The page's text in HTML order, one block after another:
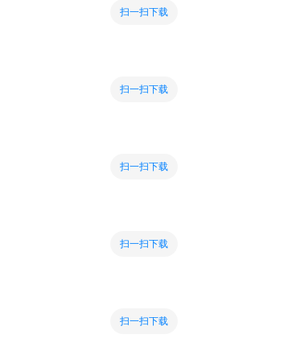
扫一扫下载
扫一扫下载
扫一扫下载
扫一扫下载
扫一扫下载